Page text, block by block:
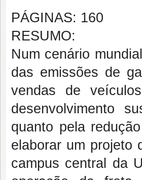
PÁGINAS: 160
RESUMO:
Num cenário
das emissões de
vendas de
desenvolvimento
quanto pela
elaborar um projeto
campus central da